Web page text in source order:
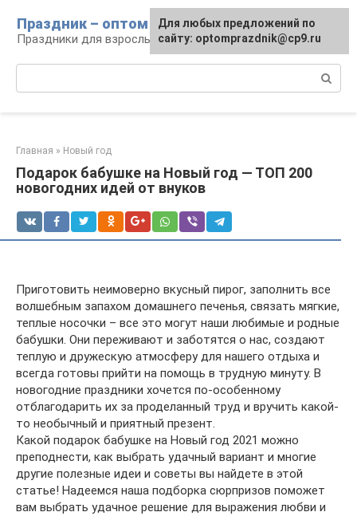
контенту
Праздник – оптом
Праздники для взрослых и детей
Главная » Новый год
Подарок бабушке на Новый год — ТОП 200
новогодних идей от внуков
Приготовить неимоверно вкусный пирог, заполнить все
волшебным запахом домашнего печенья, связать мягкие,
теплые носочки – все это могут наши любимые и родные
бабушки. Они переживают и заботятся о нас, создают
теплую и дружескую атмосферу для нашего отдыха и
всегда готовы прийти на помощь в трудную минуту. В
новогодние праздники хочется по-особенному
отблагодарить их за проделанный труд и вручить какой-
то необычный и приятный презент.
Какой подарок бабушке на Новый год 2021 можно
преподнести, как выбрать удачный вариант и многие
другие полезные идеи и советы вы найдете в этой
статье! Надеемся наша подборка сюрпризов поможет
вам выбрать удачное решение для выражения любви и
Для любых предложений по
сайту: optomprazdnik@cp9.ru